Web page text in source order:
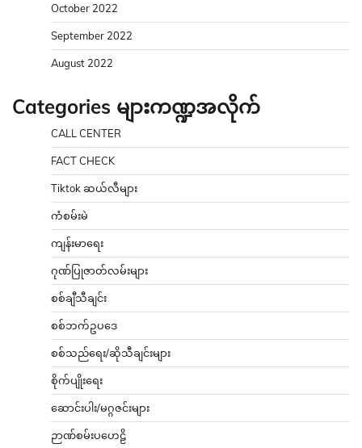
October 2022
September 2022
August 2022
Categories များကဏ္ဍအလိုက်
CALL CENTER
FACT CHECK
Tiktok ဆယ်လီများ
ကံစမ်းမဲ
ကျန်းမာရေး
ဂုဏ်ပြုဇာတ်လမ်းများ
စစ်ချီသီချင်း
စစ်ဘက်ဥပဒေ
စစ်သည်ရေး/ဆိုသီချင်းများ
စိုက်ပျိုးရေး
ဆောင်းပါး/မဂ္ဂဇင်းများ
ဉာဏ်စမ်းပဟေဠိ